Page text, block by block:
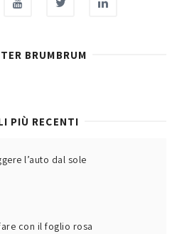
BRUMBRUM
PIÙ RECENTI
l’auto dal sole
con il foglio rosa